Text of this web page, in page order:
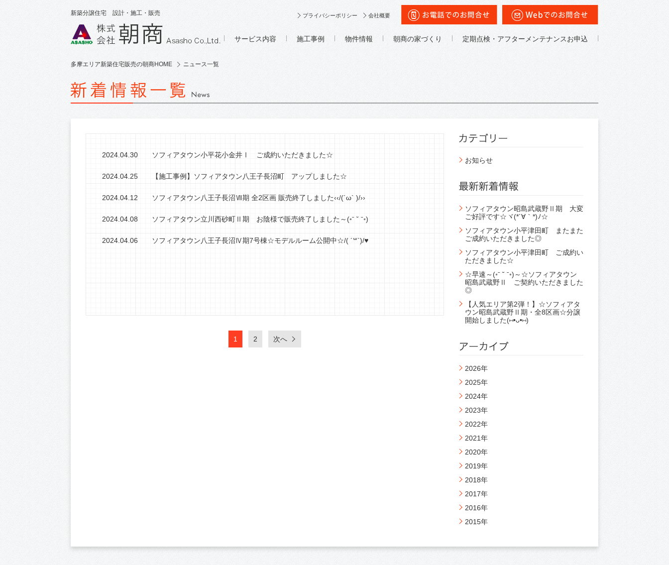
新築分譲住宅 設計・施工・販売 プライバシーポリシー 会社概要
サービス内容 施工事例 物件情報 朝商の家づくり 定期点検・アフターメンテナンスお申込
多摩エリア新築住宅販売の朝商HOME ニュース一覧
2024.04.30 ソフィアタウン小平花小金井Ⅰ ご成約いただきました☆
2024.04.25 【施工事例】ソフィアタウン八王子長沼町 アップしました☆
2024.04.12 ソフィアタウン八王子長沼Ⅶ期 全2区画 販売終了しました‹‹/(´ω` )/››
2024.04.08 ソフィアタウン立川西砂町Ⅱ期 お陰様で販売終了しました～(◦ˉ ˘ ˉ◦)
2024.04.06 ソフィアタウン八王子長沼Ⅳ期7号棟☆モデルルーム公開中☆/( ´꒳`)/♥︎
1 2 次へ
お知らせ
ソフィアタウン昭島武蔵野Ⅱ期 大変
ご好評です☆ヾ(*´∀｀*)ﾉ☆
ソフィアタウン小平津田町 またまた
ご成約いただきました◎
ソフィアタウン小平津田町 ご成約い
ただきました☆
☆早速～(◦ˉ ˘ ˉ◦)～☆ソフィアタウン
昭島武蔵野Ⅱ ご契約いただきました
◎
【人気エリア第2弾！】☆ソフィアタ
ウン昭島武蔵野Ⅱ期・全8区画☆分譲
開始しました(⑅•ᴗ•⑅)
2026年
2025年
2024年
2023年
2022年
2021年
2020年
2019年
2018年
2017年
2016年
2015年